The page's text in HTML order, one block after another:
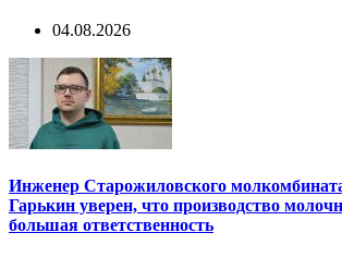
04.08.2026
Инженер Старожиловского
Гарькин уверен, что производство
большая ответственность